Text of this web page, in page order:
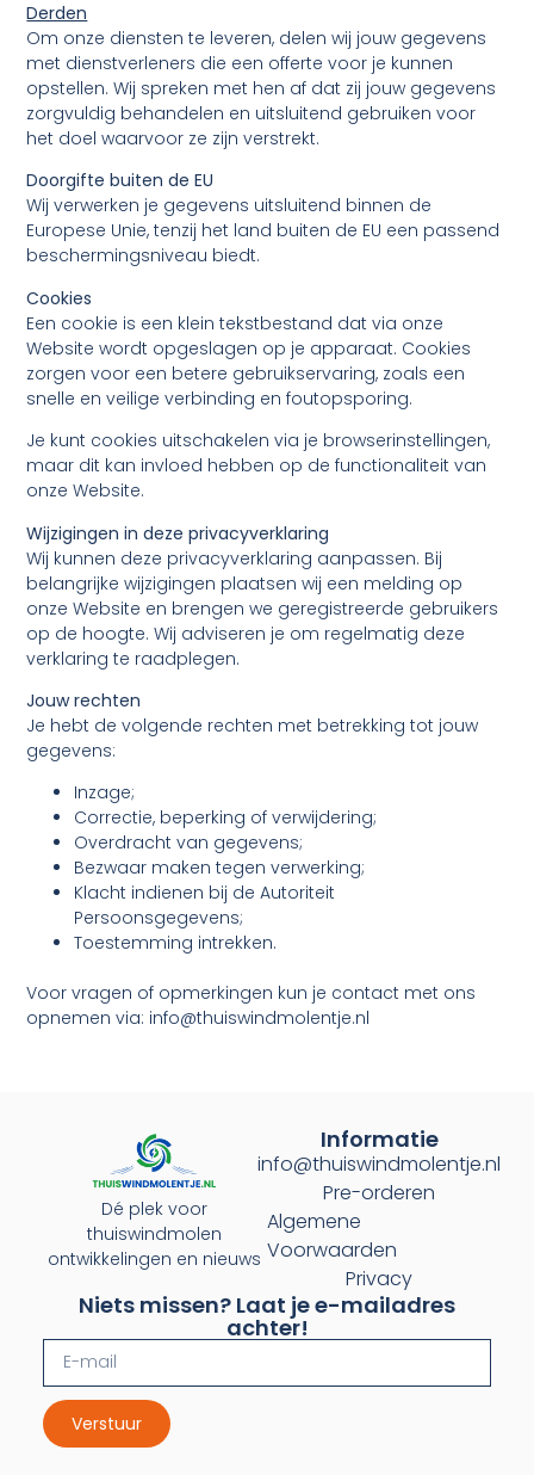
Derden
Om onze diensten te leveren, delen wij jouw gegevens
met dienstverleners die een offerte voor je kunnen
opstellen. Wij spreken met hen af dat zij jouw gegevens
zorgvuldig behandelen en uitsluitend gebruiken voor
het doel waarvoor ze zijn verstrekt.
Doorgifte buiten de EU
Wij verwerken je gegevens uitsluitend binnen de
Europese Unie, tenzij het land buiten de EU een passend
beschermingsniveau biedt.
Cookies
Een cookie is een klein tekstbestand dat via onze
Website wordt opgeslagen op je apparaat. Cookies
zorgen voor een betere gebruikservaring, zoals een
snelle en veilige verbinding en foutopsporing.
Je kunt cookies uitschakelen via je browserinstellingen,
maar dit kan invloed hebben op de functionaliteit van
onze Website.
Wijzigingen in deze privacyverklaring
Wij kunnen deze privacyverklaring aanpassen. Bij
belangrijke wijzigingen plaatsen wij een melding op
onze Website en brengen we geregistreerde gebruikers
op de hoogte. Wij adviseren je om regelmatig deze
verklaring te raadplegen.
Jouw rechten
Je hebt de volgende rechten met betrekking tot jouw
gegevens:
Inzage;
Correctie, beperking of verwijdering;
Overdracht van gegevens;
Bezwaar maken tegen verwerking;
Klacht indienen bij de Autoriteit
Persoonsgegevens;
Toestemming intrekken.
Voor vragen of opmerkingen kun je contact met ons
opnemen via: info@thuiswindmolentje.nl
Dé plek voor
thuiswindmolen
ontwikkelingen en nieuws
Informatie
info@thuiswindmolentje.nl
Pre-orderen
Algemene
Voorwaarden
Privacy
Niets missen? Laat je e-mailadres
achter!
Verstuur